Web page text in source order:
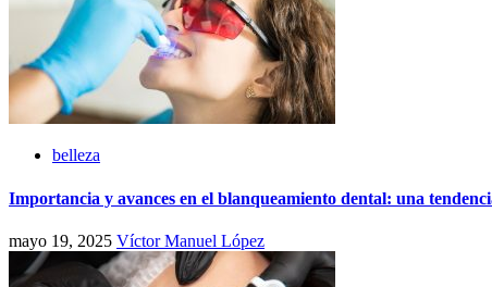
belleza
Importancia y avances en el blanqueamiento dental: una
mayo 19, 2025 Víctor Manuel López